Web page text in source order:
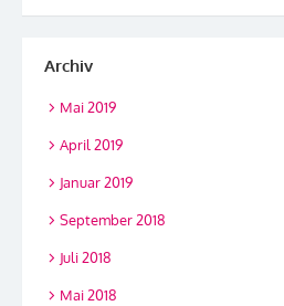
Archiv
Mai 2019
April 2019
Januar 2019
September 2018
Juli 2018
Mai 2018